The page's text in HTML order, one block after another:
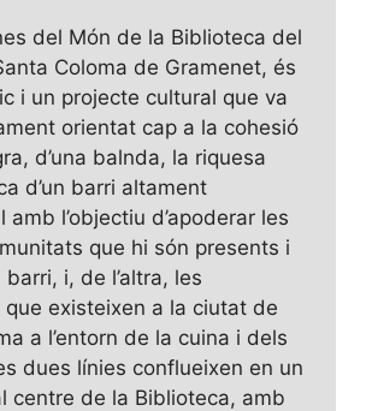
del Món de la Biblioteca del
Coloma de Gramenet, és
i un projecte cultural que va
orientat cap a la cohesió
d’una balnda, la riquesa
d’un barri altament
amb l’objectiu d’apoderar les
que hi són presents i
i, de l’altra, les
que existeixen a la ciutat de
a l’entorn de la cuina i dels
dues línies conflueixen en un
centre de la Biblioteca, amb